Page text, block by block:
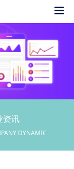
资讯
DYNAMIC